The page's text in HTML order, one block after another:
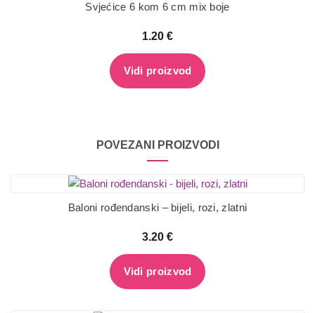
Svjećice 6 kom 6 cm mix boje
1.20 €
Vidi proizvod
POVEZANI PROIZVODI
Baloni rođendanski – bijeli, rozi, zlatni
3.20 €
Vidi proizvod